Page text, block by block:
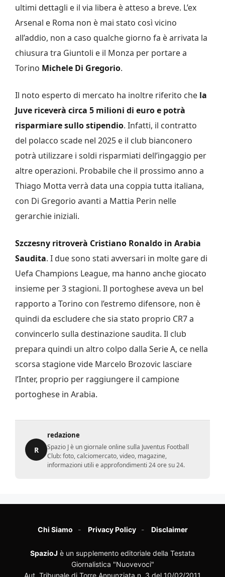
ultimi dettagli e il via libera è atteso a breve. L’ex
Arsenal e Roma non è mai stato così vicino
all’addio, non a caso qualche giorno fa è arrivata la
chiusura tra Giuntoli e il Monza per portare a
Torino Michele Di Gregorio.
Il noto esperto di mercato ha inoltre riferito che la
Juve riceverà circa 5 milioni di euro e potrà
risparmiare sullo stipendio. Infatti, il contratto
del polacco scade nel 2025 e il club bianconero
potrà utilizzare i soldi risparmiati dell’ingaggio per
altre operazioni. Probabile che il prossimo anno a
Thiago Motta verrà data una coppia tutta italiana,
con Di Gregorio avanti a Mattia Perin nelle
gerarchie iniziali.
Szczesny ritroverà Cristiano Ronaldo in Arabia
Saudita. I due sono stati avversari in molte gare di
Uefa Champions League, ma hanno anche giocato
insieme per 3 stagioni. Il portoghese aveva un bel
rapporto a Torino con l’estremo difensore, non è
quindi da escludere che sia stato proprio CR7 a
convincerlo sulla destinazione saudita. Il club
prepara quindi un altro colpo dalla Serie A, ce nella
scorsa stagione vide Marcelo Brozovic lasciare
l’Inter, proprio per raggiungere il campione
portoghese in Arabia.
R
redazione
Spazio J è un giornale online sulla Juventus Football
Club: foto, calciomercato, video, magazine,
informazioni utili e approfondimenti 24 ore su 24.
Chi Siamo Privacy Policy Disclaimer
SpazioJ è un supplemento editoriale della Testata
Giornalistica "Nuovevoci"
Aut. Tribunale di Torre Annunziata n. 3 del 10/02/2011